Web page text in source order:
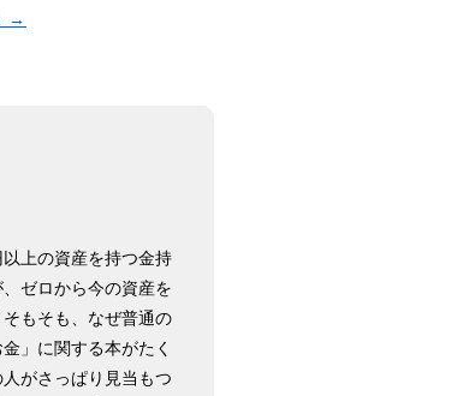
→
上の資産を持つ金持
ゼロから今の資産を
もそも、なぜ普通の
」に関する本がたく
がさっぱり見当もつ